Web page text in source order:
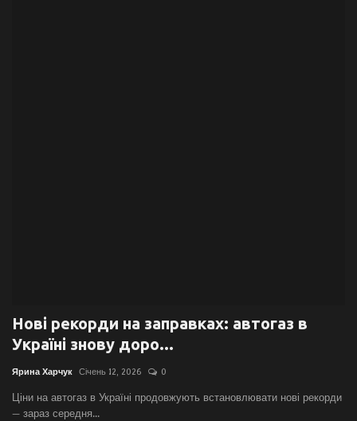
English Ukraine
Нові рекорди на заправках: автогаз в
Україні знову доро...
Ярина Харчук Січень 12, 2026 0
Ціни на автогаз в Україні продовжують встановлювати нові рекорди
— зараз середня...